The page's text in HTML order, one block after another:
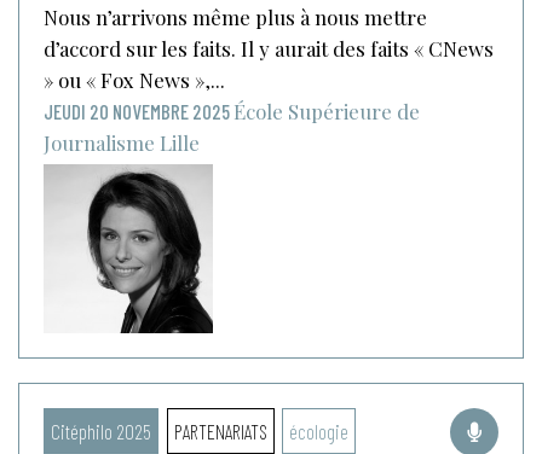
Nous n’arrivons même plus à nous mettre
d’accord sur les faits. Il y aurait des faits « CNews
» ou « Fox News »,...
JEUDI 20 NOVEMBRE 2025 École Supérieure de
Journalisme Lille
Citéphilo 2025 PARTENARIATS écologie